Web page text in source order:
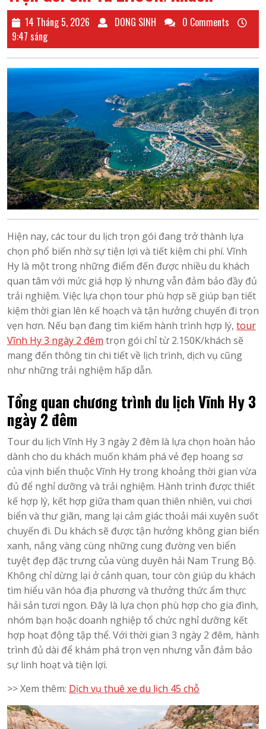
14 Tháng 5, 2026
14
5,
2026
DONG SINH
DONG 0 Comments
9:47 sáng
Hiện nay, các tour du lịch trọn gói đang trở thành lựa
chọn phổ biến nhờ sự tiện lợi và tiết kiệm chi phí. Vĩnh
Hy là một trong những điểm đến được nhiều du khách
quan tâm với mức giá hợp lý nhưng vẫn đảm bảo đầy đủ
trải nghiệm. Việc lựa chọn tour phù hợp sẽ giúp bạn tiết
kiệm thời gian lên kế hoạch và tận hưởng chuyến đi trọn
vẹn hơn. Nếu bạn đang tìm kiếm hành trình hợp lý, tour
Vĩnh Hy 3 ngày 2 đêm trọn gói chỉ từ 2.150K/khách sẽ
mang đến thông tin chi tiết về lịch trình, dịch vụ cũng
như những trải nghiệm hấp dẫn.
Tổng quan chương trình du lịch Vĩnh Hy 3
ngày 2 đêm
Tour du lịch Vĩnh Hy 3 ngày 2 đêm là lựa chọn hoàn hảo
dành cho du khách muốn khám phá vẻ đẹp hoang sơ
của vịnh biển thuộc Vĩnh Hy trong khoảng thời gian vừa
đủ để nghỉ dưỡng và trải nghiệm. Hành trình được thiết
kế hợp lý, kết hợp giữa tham quan thiên nhiên, vui chơi
biển và thư giãn, mang lại cảm giác thoải mái xuyên suốt
chuyến đi. Du khách sẽ được tận hưởng không gian biển
xanh, nắng vàng cùng những cung đường ven biển
tuyệt đẹp đặc trưng của vùng duyên hải Nam Trung Bộ.
Không chỉ dừng lại ở cảnh quan, tour còn giúp du khách
tìm hiểu văn hóa địa phương và thưởng thức ẩm thực
hải sản tươi ngon. Đây là lựa chọn phù hợp cho gia đình,
nhóm bạn hoặc doanh nghiệp tổ chức nghỉ dưỡng kết
hợp hoạt động tập thể. Với thời gian 3 ngày 2 đêm, hành
trình đủ dài để khám phá trọn vẹn nhưng vẫn đảm bảo
sự linh hoạt và tiện lợi.
>> Xem thêm: Dịch vụ thuê xe du lịch 45 chỗ